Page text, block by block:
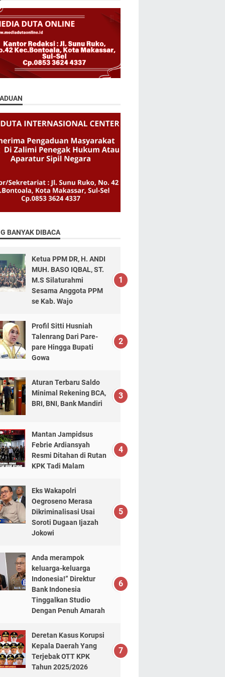
BANYAK DIBACA
Ketua PPM DR, H. ANDI
MUH. BASO IQBAL, ST.
M.S Silaturahmi
Sesama Anggota PPM
se Kab. Wajo
Profil Sitti Husniah
Talenrang Dari Pare-
pare Hingga Bupati
Gowa
Aturan Terbaru Saldo
Minimal Rekening BCA,
BRI, BNI, Bank Mandiri
Mantan Jampidsus
Febrie Ardiansyah
Resmi Ditahan di Rutan
KPK Tadi Malam
Eks Wakapolri
Oegroseno Merasa
Dikriminalisasi Usai
Soroti Dugaan Ijazah
Jokowi
Anda merampok
keluarga-keluarga
Indonesia!” Direktur
Bank Indonesia
Tinggalkan Studio
Dengan Penuh Amarah
Deretan Kasus Korupsi
Kepala Daerah Yang
Terjebak OTT KPK
Tahun 2025/2026